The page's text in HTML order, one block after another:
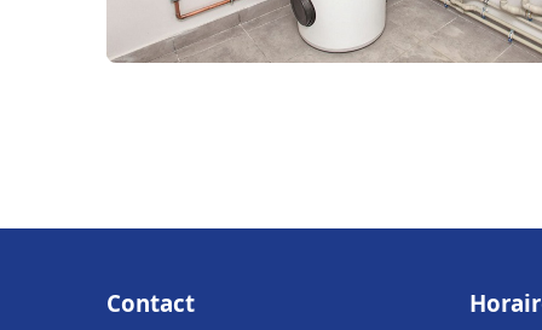
Contact